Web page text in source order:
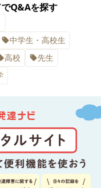
Q&Aを探す
中学生・高校生
高校
先生